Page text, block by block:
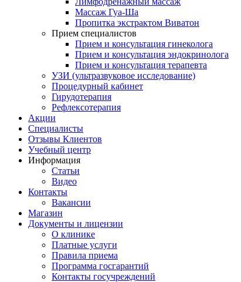
Массаж Гуа-Ша
Пропитка экстрактом Виватон
Прием специалистов
Прием и консультация гинеколога
Прием и консультация эндокринолога
Прием и консультация терапевта
УЗИ (ультразвуковое исследование)
Процедурный кабинет
Гирудотерапия
Рефлексотерапия
Акции
Специалисты
Отзывы Клиентов
Учебный центр
Информация
Статьи
Видео
Контакты
Вакансии
Магазин
Документы и лицензии
О клинике
Платные услуги
Правила приема
Программа госгарантий
Контакты госучреждений